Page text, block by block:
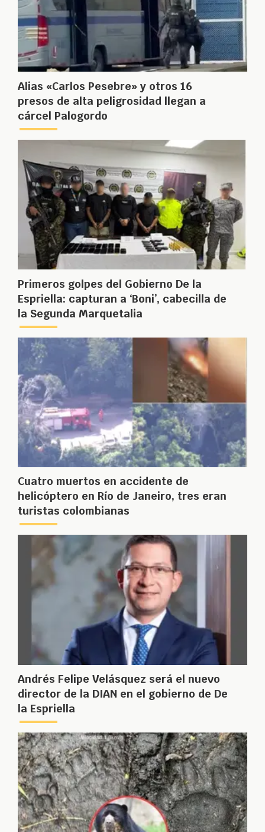
Alias «Carlos Pesebre» y otros 16
presos de alta peligrosidad llegan a
cárcel Palogordo
Primeros golpes del Gobierno De la
Espriella: capturan a ‘Boni’, cabecilla de
la Segunda Marquetalia
Cuatro muertos en accidente de
helicóptero en Río de Janeiro, tres eran
turistas colombianas
Andrés Felipe Velásquez será el nuevo
director de la DIAN en el gobierno de De
la Espriella